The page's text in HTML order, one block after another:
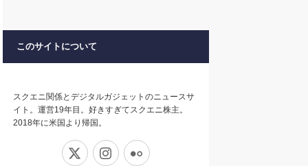
このサイトについて
スクエニ関係とデジタルガジェットのニュースサ
イト。運営19年目。好きすぎてスクエニ株主。
2018年に米国より帰国。
Instagram